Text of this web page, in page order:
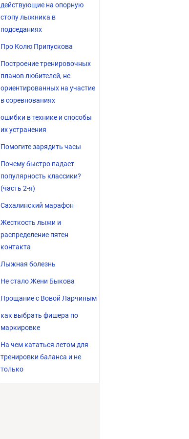
действующие на опорную
стопу лыжника в
подседаниях
Про Колю Припускова
Построение тренировочных
планов любителей, не
ориентированных на участие
в соревнованиях
ошибки в технике и способы
их устранения
Помогите зарядить часы
Почему быстро падает
популярность классики?
(часть 2-я)
Сахалинский марафон
Жесткость лыжи и
распределение пятен
контакта
Лыжная болезнь
Не стало Жени Быкова
Прощание с Вовой Ларчиным
как выбрать фишера по
маркировке
На чем кататься летом для
тренировки баланса и не
только